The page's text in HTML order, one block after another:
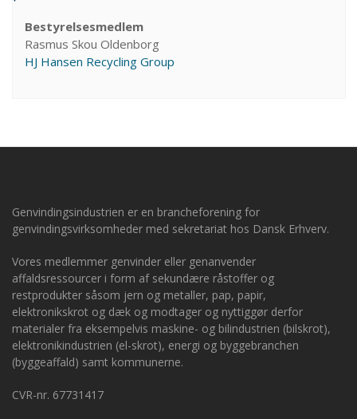
Bestyrelsesmedlem
Rasmus Skou Oldenborg
HJ Hansen Recycling Group
Genvindingsindustrien er en brancheforening for
genvindingsvirksomheder med sekretariat hos Dansk Erhverv.
Vores medlemmer genvinder eller genanvender
affaldsressourcer i form af sekundære råstoffer og
restprodukter såsom jern og metaller, pap, papir,
elektronikskrot og dæk og modtager og nyttiggør derfor
materialer fra eksempelvis maskine- og bilindustrien (bilskrot),
elektronikindustrien (el-skrot), energi og byggebranchen
(byggeaffald) samt kommunerne.
CVR-nr. 67731417